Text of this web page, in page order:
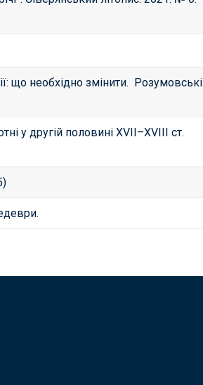
що необхідно змінити. Розумовські
у другій половині XVII–XVIII ст.